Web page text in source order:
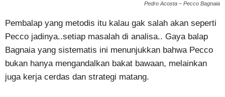
Pedro Acosta – Pecco Bagnaia
Pembalap yang metodis itu kalau gak salah akan seperti
Pecco jadinya..setiap masalah di analisa.. Gaya balap
Bagnaia yang sistematis ini menunjukkan bahwa Pecco
bukan hanya mengandalkan bakat bawaan, melainkan
juga kerja cerdas dan strategi matang.